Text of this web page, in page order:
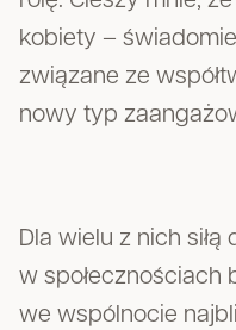
kobiety –
związane ze
nowy typ
Dla wielu z nich
w społecznościach
we wspólnocie